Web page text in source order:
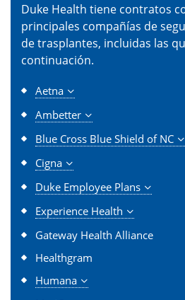
Duke Health tiene contratos
principales compañías de
de trasplantes, incluidas las
continuación.
Aetna
Ambetter
Blue Cross Blue Shield of NC
Cigna
Duke Employee Plans
Experience Health
Gateway Health Alliance
Healthgram
Humana